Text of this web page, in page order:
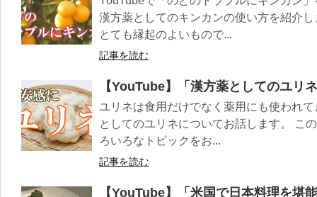
漢方薬としてのキンカンの使い方を紹介
とても縁起のよいもので...
記事を読む
【YouTube】「漢方薬としてのユリ
ユリネは食用だけでなく薬用にも使われ
としてのユリネについてお話します。 こ
ろいろなトピックをお...
記事を読む
【YouTube】「米国で日本料理を堪